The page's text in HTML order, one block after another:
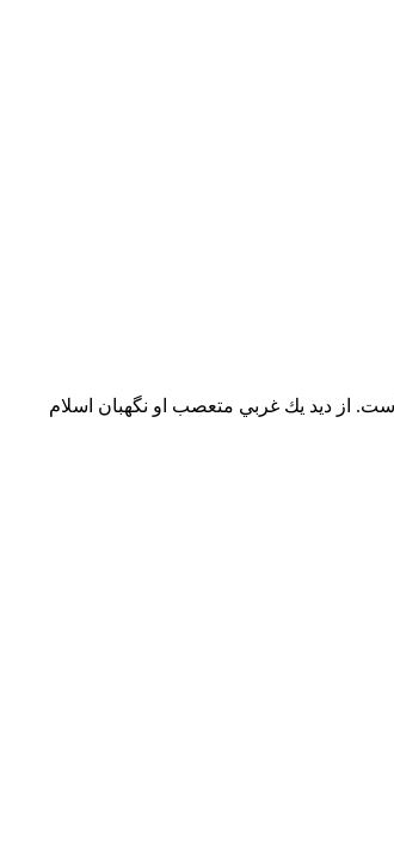
از ديد يك غربي متعصب او نگهبان اسلام